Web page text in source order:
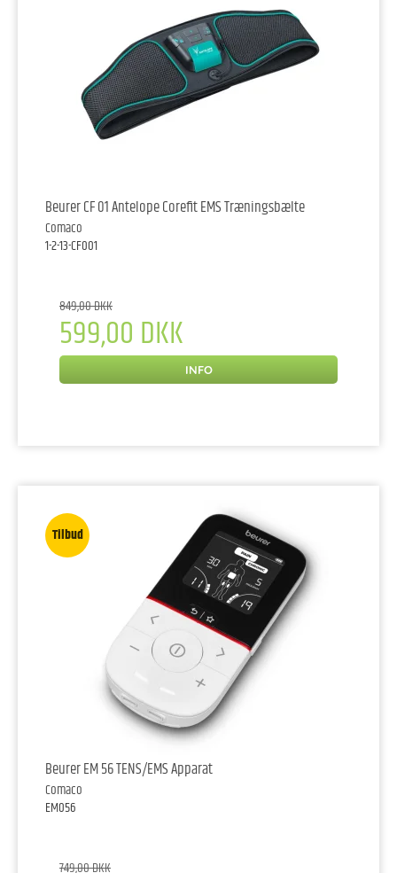
Beurer CF 01 Antelope Corefit EMS Træningsbælte
Comaco
1-2-13-CF001
849,00 DKK
599,00 DKK
INFO
Tilbud
Beurer EM 56 TENS/EMS Apparat
Comaco
EM056
749,00 DKK